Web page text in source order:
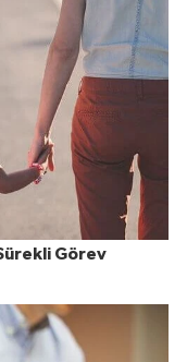
Görev